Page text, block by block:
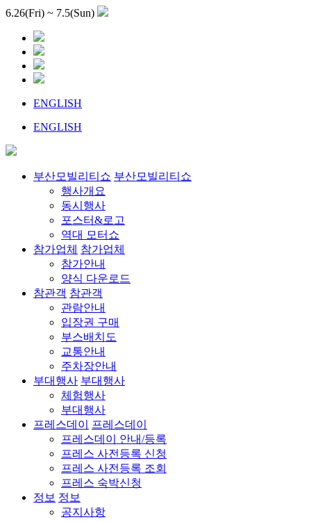
6.26(Fri) ~ 7.5(Sun)
ENGLISH
ENGLISH
부산모빌리티쇼 부산모빌리티쇼
행사개요
동시행사
포스터&로고
역대 모터쇼
참가업체 참가업체
참가안내
양식 다운로드
참관객 참관객
관람안내
입장권 구매
부스배치도
교통안내
주차장안내
부대행사 부대행사
체험행사
부대행사
프레스데이
프레스데이
프레스데이 안내/등록
프레스 사전등록 신청
프레스 사전등록 조회
프레스 숙박신청
정보 정보
공지사항